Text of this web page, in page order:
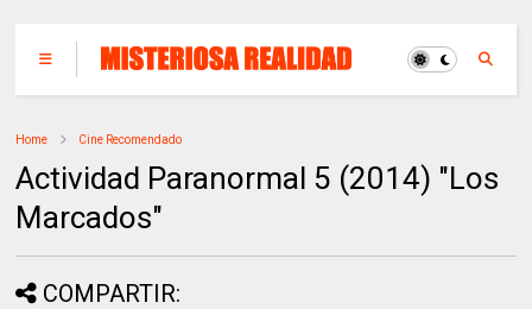
Home Cine Recomendado
Actividad Paranormal 5 (2014) "Los
Marcados"
COMPARTIR: